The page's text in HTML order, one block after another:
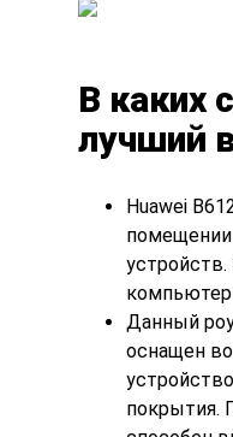
В каких
лучший
Huawei
помещении
Данный
оснащен
покрытия.